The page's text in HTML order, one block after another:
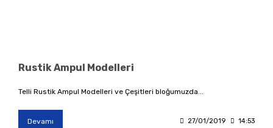
Rustik Ampul Modelleri
Telli Rustik Ampul Modelleri ve Çeşitleri bloğumuzda...
Devamı 27/01/2019 14:53